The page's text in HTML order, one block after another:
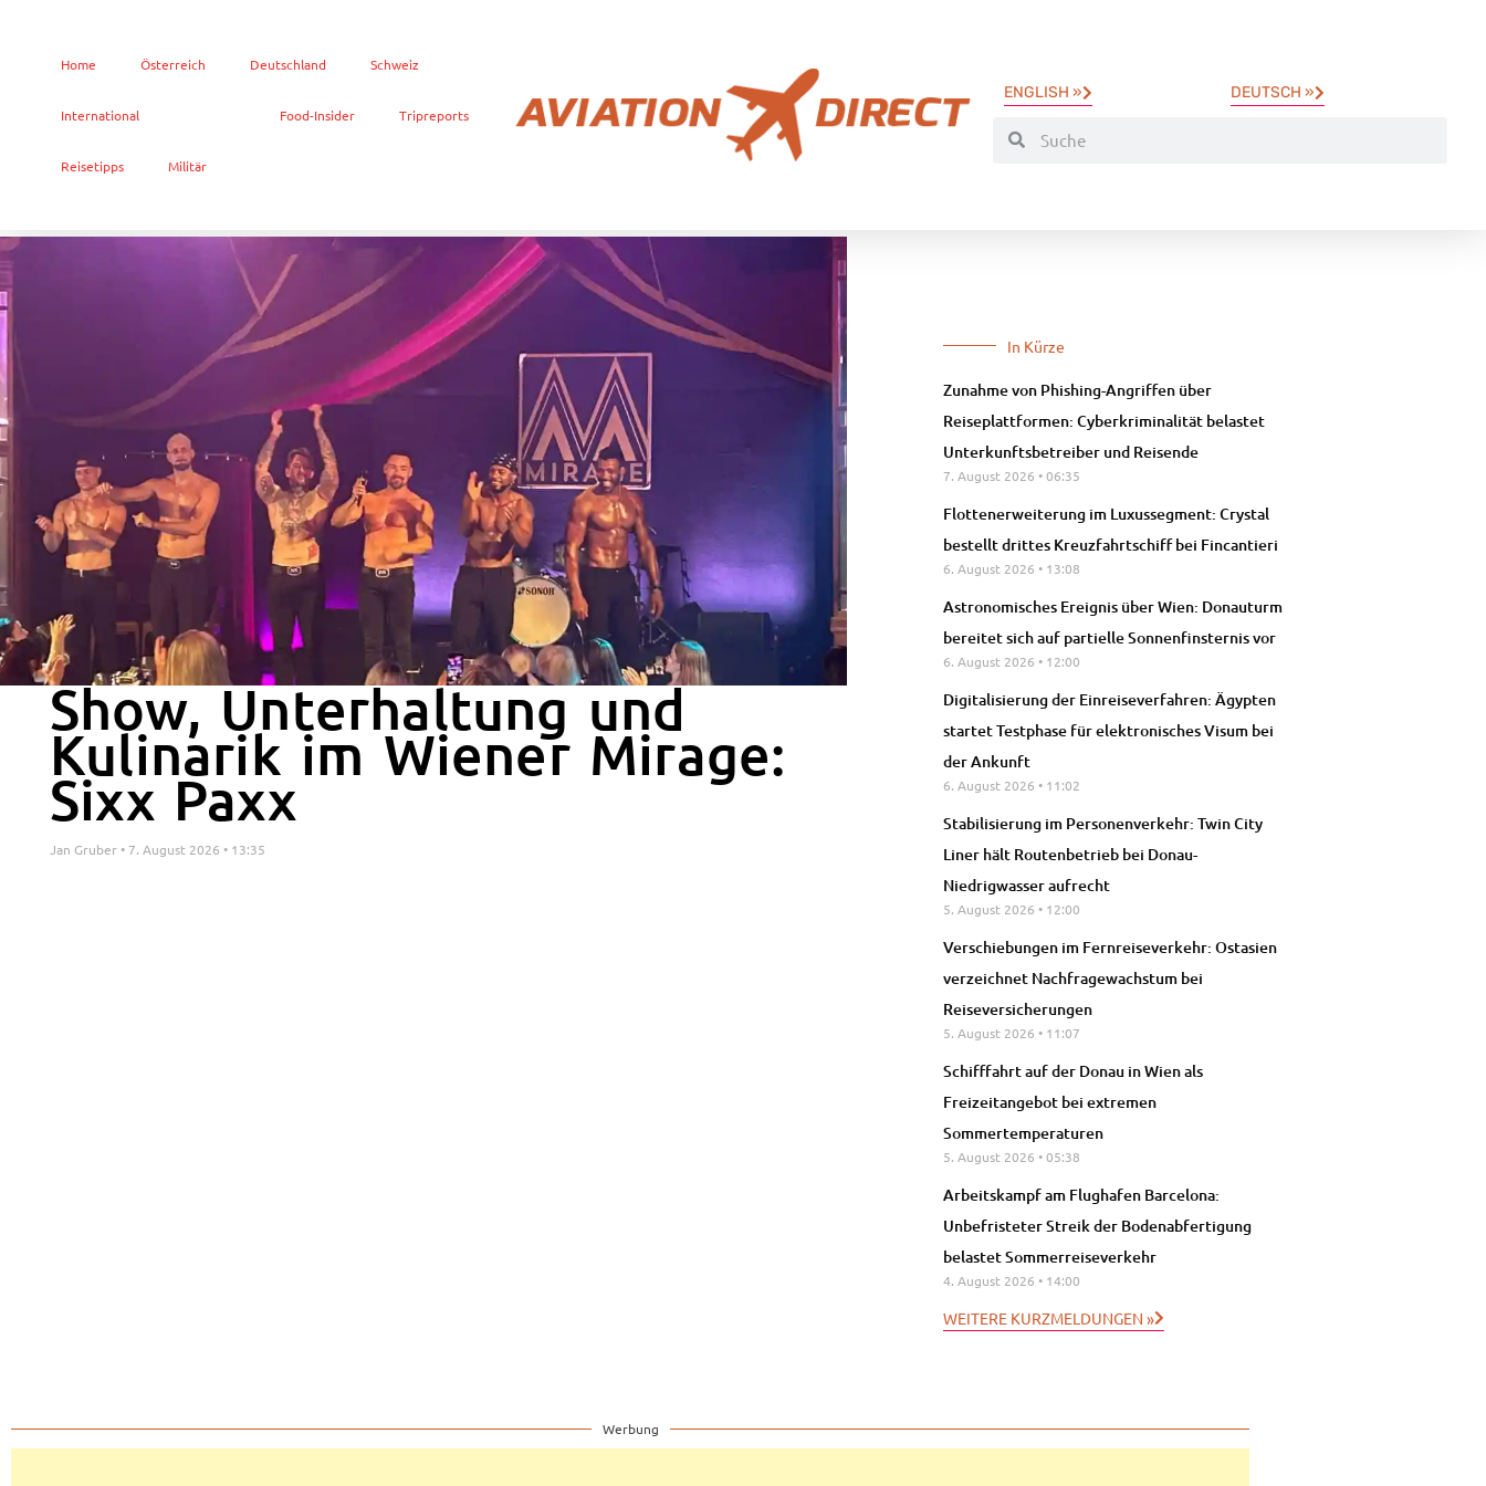
Home Österreich Deutschland Schweiz
International Food-Insider Tripreports
Reisetipps Militär
ENGLISH » DEUTSCH »
Show, Unterhaltung und
Kulinarik im Wiener Mirage:
Sixx Paxx
Jan Gruber 7. August 2026 13:35
In Kürze
Zunahme von Phishing-Angriffen über
Reiseplattformen: Cyberkriminalität belastet
Unterkunftsbetreiber und Reisende
7. August 2026 06:35
Flottenerweiterung im Luxussegment: Crystal
bestellt drittes Kreuzfahrtschiff bei Fincantieri
6. August 2026 13:08
Astronomisches Ereignis über Wien: Donauturm
bereitet sich auf partielle Sonnenfinsternis vor
6. August 2026 12:00
Digitalisierung der Einreiseverfahren: Ägypten
startet Testphase für elektronisches Visum bei
der Ankunft
6. August 2026 11:02
Stabilisierung im Personenverkehr: Twin City
Liner hält Routenbetrieb bei Donau-
Niedrigwasser aufrecht
5. August 2026 12:00
Verschiebungen im Fernreiseverkehr: Ostasien
verzeichnet Nachfragewachstum bei
Reiseversicherungen
5. August 2026 11:07
Schifffahrt auf der Donau in Wien als
Freizeitangebot bei extremen
Sommertemperaturen
5. August 2026 05:38
Arbeitskampf am Flughafen Barcelona:
Unbefristeter Streik der Bodenabfertigung
belastet Sommerreiseverkehr
4. August 2026 14:00
WEITERE KURZMELDUNGEN »
Werbung